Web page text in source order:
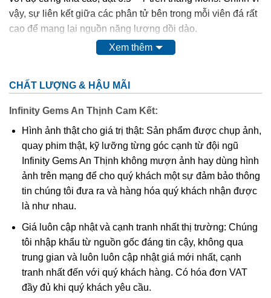
vậy, sự liên kết giữa các phân tử bên trong mỗi viên đá rất
cao để mang lại nguồn năng lượng dồi dào.
Nguồn tài nguyên đá thạch anh tóc được khai thác nhiều ở
chúng ta có thể tìm thấy các mỏ đá này ở Yên Bái, Kontum
Theo các tài liệu nghiên cứu của các chuyên gia về y học,
Xem thêm
CHẤT LƯỢNG & HẬU MÃI
Infinity Gems An Thịnh Cam Kết:
Hình ảnh thật cho giá trị thật: Sản phẩm được chụp ảnh,
quay phim thật, kỹ lưỡng từng góc cạnh từ đội ngũ
Infinity Gems An Thịnh không mượn ảnh hay dùng hình
ảnh trên mạng để cho quý khách một sự đảm bảo thông
tin chúng tôi đưa ra và hàng hóa quý khách nhận được
là như nhau.
Giá luôn cập nhật và cạnh tranh nhất thị trường: Chúng
tôi nhập khẩu từ nguồn gốc đáng tin cậy, không qua
trung gian và luôn luôn cập nhật giá mới nhất, cạnh
tranh nhất đến với quý khách hàng. Có hóa đơn VAT
đầy đủ khi quý khách yêu cầu.